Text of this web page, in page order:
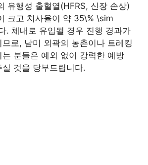
유행성 출혈열(HFRS, 신장 손상)
크고 치사율이 약 35\% \sim
. 체내로 유입될 경우 진행 경과가
로, 남미 외곽의 농촌이나 트레킹
는 분들은 예외 없이 강력한 예방
것을 당부드립니다.